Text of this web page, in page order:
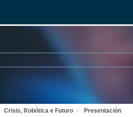
Crisis, Robótica e Futuro Presentación